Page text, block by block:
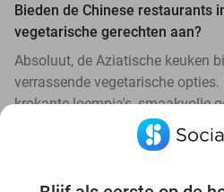
Bieden de Chinese restaurants
vegetarische gerechten aan?
Absoluut, de Aziatische keuken
verrassende vegetarische
krokante loempia's, smaakvolle
wokgroenten en vegetarische
Hoe scoor ik met korting een